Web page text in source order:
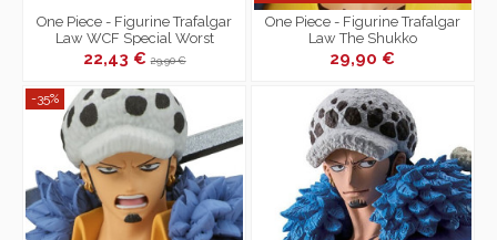
One Piece - Figurine Trafalgar
Law WCF Special Worst
Generation
22,43 €29,90 €
One Piece - Figurine Trafalgar
Law The Shukko
29,90 €
-35%